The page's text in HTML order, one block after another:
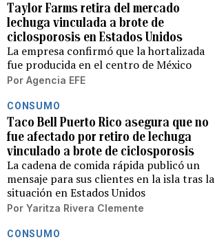
Taylor Farms retira del mercado
lechuga vinculada a brote de
ciclosporosis en Estados Unidos
La empresa confirmó que la hortalizada
fue producida en el centro de México
Por Agencia EFE
CONSUMO
Taco Bell Puerto Rico asegura que no
fue afectado por retiro de lechuga
vinculado a brote de ciclosporosis
La cadena de comida rápida publicó un
mensaje para sus clientes en la isla tras la
situación en Estados Unidos
Por Yaritza Rivera Clemente
CONSUMO